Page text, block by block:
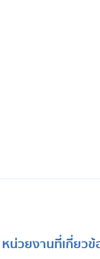
หน่วยงานที่เกี่ยวข้